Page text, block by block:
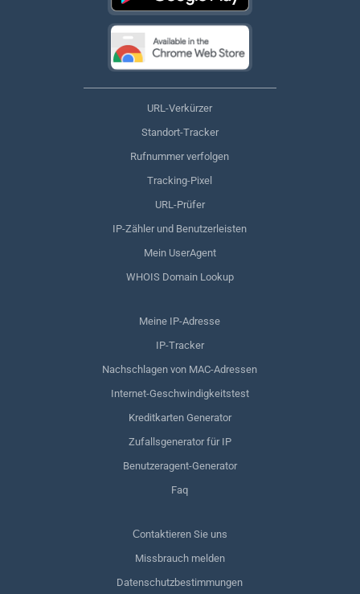
URL-Verkürzer
Standort-Tracker
Rufnummer verfolgen
Tracking-Pixel
URL-Prüfer
IP-Zähler und Benutzerleisten
Mein UserAgent
WHOIS Domain Lookup
Meine IP-Adresse
IP-Tracker
Nachschlagen von MAC-Adressen
Internet-Geschwindigkeitstest
Kreditkarten Generator
Zufallsgenerator für IP
Benutzeragent-Generator
Faq
Сontaktieren Sie uns
Missbrauch melden
Datenschutzbestimmungen